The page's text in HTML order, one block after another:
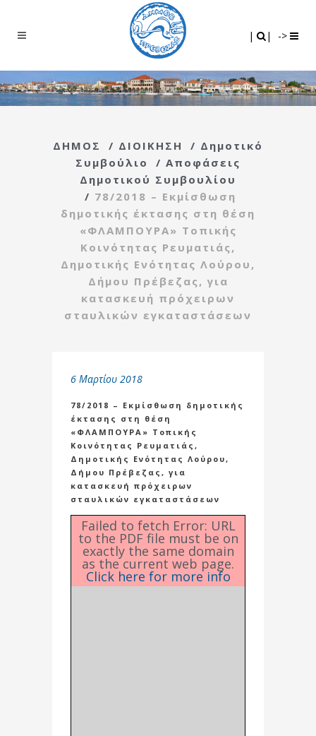
| | ->
ΔΗΜΟΣ / ΔΙΟΙΚΗΣΗ / Δημοτικό
Συμβούλιο
/ Αποφάσεις
Δημοτικού Συμβουλίου
/ 78/2018 – Εκμίσθωση
δημοτικής έκτασης στη θέση
«ΦΛΑΜΠΟΥΡΑ» Τοπικής
Κοινότητας Ρευματιάς,
Δημοτικής Ενότητας Λούρου,
Δήμου Πρέβεζας, για
κατασκευή πρόχειρων
σταυλικών εγκαταστάσεων
6 Μαρτίου 2018
78/2018 – Εκμίσθωση δημοτικής
έκτασης στη θέση
«ΦΛΑΜΠΟΥΡΑ» Τοπικής
Κοινότητας Ρευματιάς,
Δημοτικής Ενότητας Λούρου,
Δήμου Πρέβεζας, για
κατασκευή πρόχειρων
σταυλικών εγκαταστάσεων
Failed to fetch Error: URL
to the PDF file must be on
exactly the same domain
as the current web page.
Click here for more info